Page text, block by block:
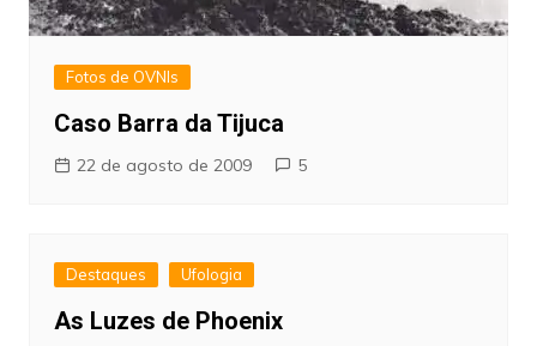
Fotos de OVNIs
Caso Barra da Tijuca
22 de agosto de 2009 5
Destaques Ufologia
As Luzes de Phoenix